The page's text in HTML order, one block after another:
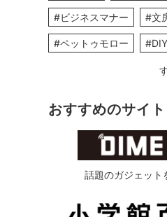
#ビジネスマナー #文
#ペットゥモロー #DIY
おすすめのサイト
話題のガジェット